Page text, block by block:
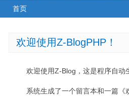
首页
欢迎使用Z-BlogPHP！
欢迎使用Z-Blog，这是程序自
系统生成了一个留言本和一篇